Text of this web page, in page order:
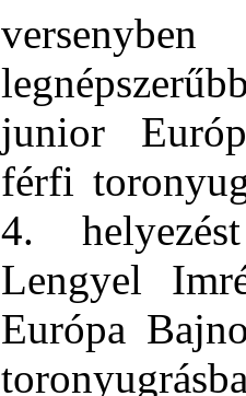
junior
férfi
4.
Lengyel
Európa